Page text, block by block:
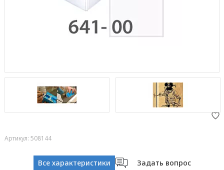
Артикул: 508144
Все характеристики
Задать вопрос